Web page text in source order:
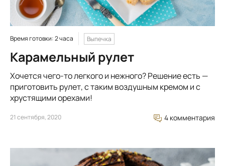
Время готовки: 2 часа Выпечка
Карамельный рулет
Хочется чего-то легкого и нежного? Решение есть —
приготовить рулет, с таким воздушным кремом и с
хрустящими орехами!
21 сентября, 2020 4 комментария